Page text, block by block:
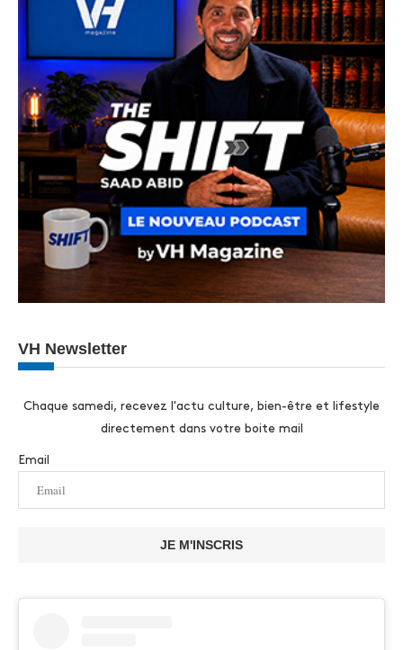
VH Newsletter
Chaque samedi, recevez l'actu culture, bien-être et lifestyle
directement dans votre boite mail
Email
JE M'INSCRIS